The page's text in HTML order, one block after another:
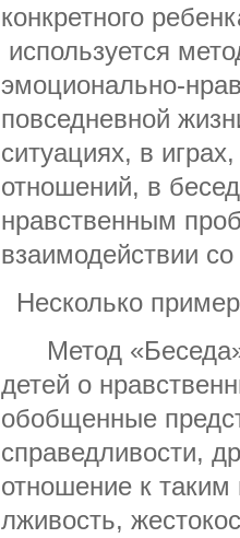
конкретного
используется
эмоционально-
повседневной
ситуациях, в
отношений, в
нравственным
взаимодействии
Несколько
Метод «Беседа»
детей о
обобщенные
справедливости,
отношение к
лживость,